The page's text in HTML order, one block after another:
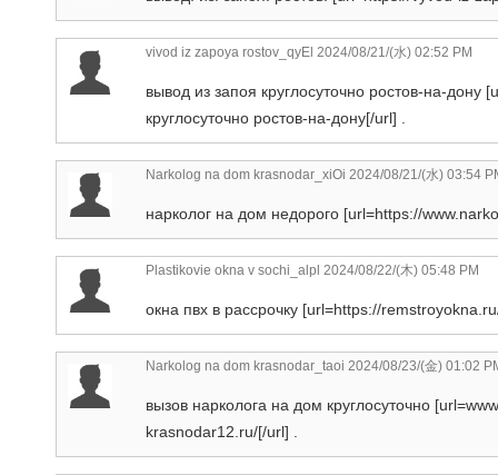
vivod iz zapoya rostov_qyEl 2024/08/21/(水) 02:52 PM
вывод из запоя круглосуточно ростов-на-
круглосуточно ростов-на-дону[/url] .
Narkolog na dom krasnodar_xiOi 2024/08/21/(水) 03:54
нарколог на дом недорого [url=https://
Plastikovie okna v sochi_alpl 2024/08/22/(木) 05:48 PM
окна пвх в рассрочку [url=https://
Narkolog na dom krasnodar_taoi 2024/08/23/(金) 01:02
вызов нарколога на дом круглосуточно
krasnodar12.ru/[/url] .